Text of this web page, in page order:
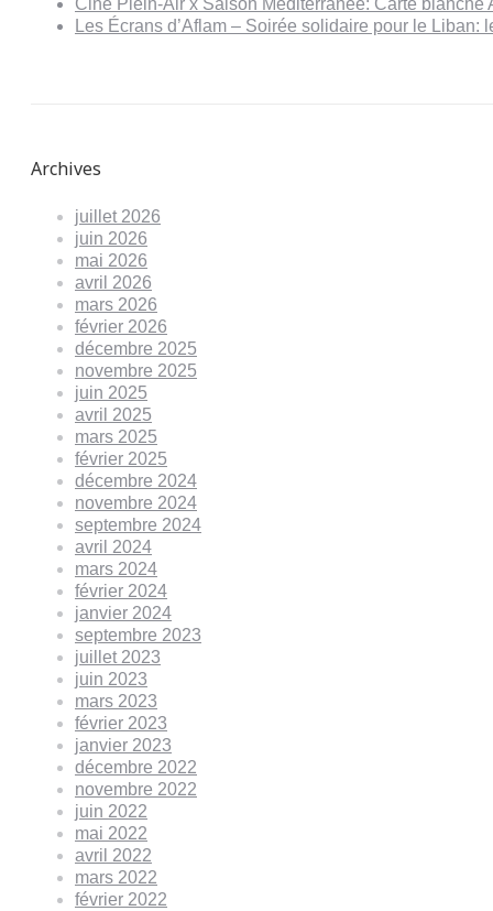
Ciné Plein-Air x Saison Méditerranée: Carte blanche
Les Écrans d’Aflam – Soirée solidaire pour le
Archives
juillet 2026
juin 2026
mai 2026
avril 2026
mars 2026
février 2026
décembre 2025
novembre 2025
juin 2025
avril 2025
mars 2025
février 2025
décembre 2024
novembre 2024
septembre 2024
avril 2024
mars 2024
février 2024
janvier 2024
septembre 2023
juillet 2023
juin 2023
mars 2023
février 2023
janvier 2023
décembre 2022
novembre 2022
juin 2022
mai 2022
avril 2022
mars 2022
février 2022